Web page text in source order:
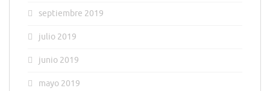
septiembre 2019
julio 2019
junio 2019
mayo 2019